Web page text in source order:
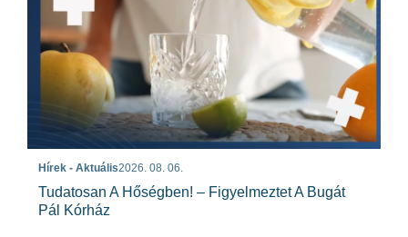
Hírek - Aktuális2026. 08. 06.
Tudatosan A Hőségben! – Figyelmeztet A Bugát
Pál Kórház